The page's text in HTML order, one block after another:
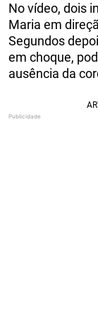
No vídeo, dois
Maria em
Segundos
em choque,
ausência da